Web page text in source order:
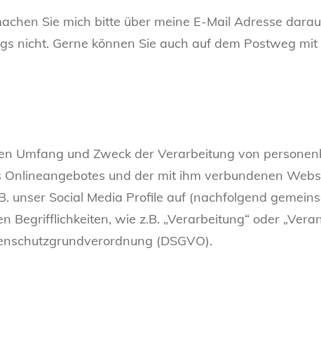
Sie mich bitte über meine E-Mail Adresse
nicht. Gerne können Sie auch auf dem Postweg
Umfang und Zweck der Verarbeitung von
und der mit ihm verbundenen
unser Social Media Profile auf (nachfolgend
Begrifflichkeiten, wie z.B. „Verarbeitung“ oder
(DSGVO).